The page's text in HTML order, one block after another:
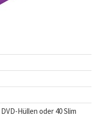
Hüllen oder 40 Slim